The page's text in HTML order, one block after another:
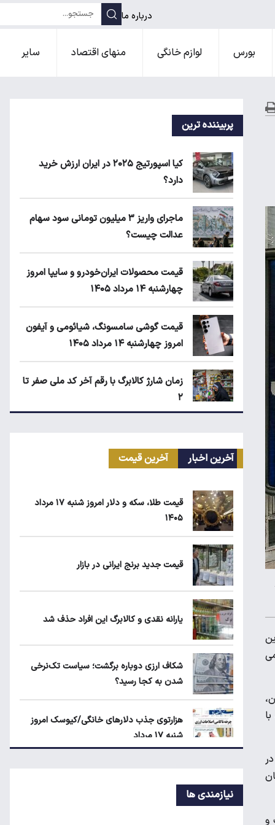
درباره ما
بورس لوازم خانگی منهای اقتصاد سایر
و
پربیننده ترین
کیا اسپورتیج ۲۰۲۵ در ایران ارزش خرید
دارد؟
ماجرای واریز ۳ میلیون تومانی سود سهام
عدالت چیست؟
قیمت محصولات ایران‌خودرو و سایپا امروز
چهارشنبه ۱۴ مرداد ۱۴۰۵
قیمت گوشی سامسونگ، شیائومی و آیفون
امروز چهارشنبه ۱۴ مرداد ۱۴۰۵
زمان شارژ کالابرگ با رقم آخر کد ملی صفر تا
۲
بلاگرهای پردرآمد مشمول مالیات هستند
شدن به کجا رسید؟
بازنشستگی
آخرین اخبار آخرین قیمت
قیمت طلا، سکه و دلار امروز شنبه ۱۷ مرداد
۱۴۰۵
قیمت جدید برنج ایرانی در بازار
یارانه نقدی و کالابرگ این افراد حذف شد
شکاف ارزی دوباره برگشت؛ سیاست تک‌نرخی
شدن به کجا رسید؟
هزارتوی جذب دلارهای خانگی/کیوسک امروز
شنبه ۱۷ مرداد
نیازمندی ها